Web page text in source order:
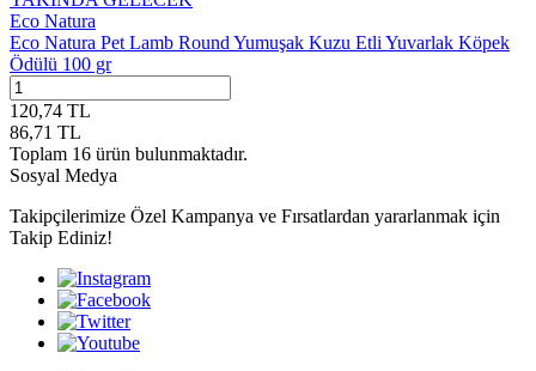
Eco Natura
Eco Natura Pet Lamb Round Yumuşak Kuzu Etli Yuvarlak Köpek
Ödülü 100 gr
120,74 TL
86,71 TL
Toplam 16 ürün bulunmaktadır.
Sosyal Medya
Takipçilerimize Özel Kampanya ve Fırsatlardan yararlanmak için
Takip Ediniz!